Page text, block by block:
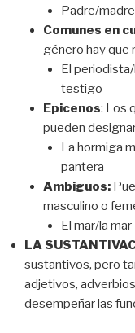
Padre/
Comunes en
género hay que
El
testigo
Epicenos: Los
pueden
La hormiga
pantera
Ambiguos:
masculino o
El mar/la
LA
sustantivos, pero
adjetivos,
desempeñar las